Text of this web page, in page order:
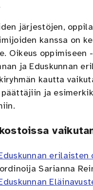
järjestöjen,
kanssa on
Oikeus oppimiseen -
ja Eduskunnan
kautta
päättäjiin ja
erilaisten
Sarianna